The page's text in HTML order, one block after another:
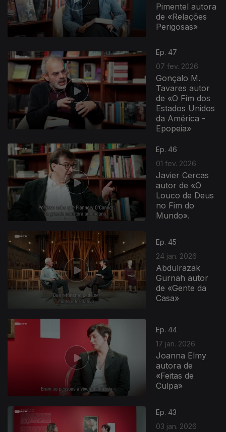
Pimentel autora
de «Relações
Perigosas»
Ep. 47
07 fev. 2026
Gonçalo M.
Tavares autor
de «O Fim dos
Estados Unidos
da América -
Epopeia»
Ep. 46
01 fev. 2026
Javier Cercas
autor de «O
Louco de Deus
no Fim do
Mundo».
Ep. 45
24 jan. 2026
Abdulrazak
Gurnah autor
de «Gente da
Casa»
Ep. 44
17 jan. 2026
Joanna Elmy
autora de
«Feitas de
Culpa»
Ep. 43
03 jan. 2026